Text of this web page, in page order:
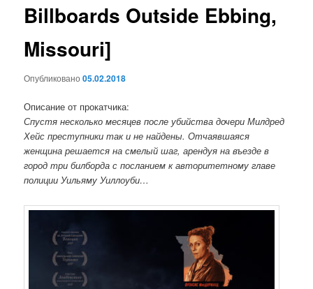
Billboards Outside Ebbing,
Missouri]
Опубликовано05.02.2018
Описание от прокатчика:
Спустя несколько месяцев после убийства дочери Милдред
Хейс преступники так и не найдены. Отчаявшаяся
женщина решается на смелый шаг, арендуя на въезде в
город три билборда с посланием к авторитетному главе
полиции Уильяму Уиллоуби…